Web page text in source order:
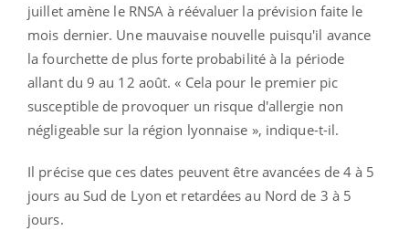
juillet amène le RNSA à réévaluer la prévision faite le
mois dernier. Une mauvaise nouvelle puisqu'il avance
la fourchette de plus forte probabilité à la période
allant du 9 au 12 août. « Cela pour le premier pic
susceptible de provoquer un risque d'allergie non
négligeable sur la région lyonnaise », indique-t-il.
Il précise que ces dates peuvent être avancées de 4 à 5
jours au Sud de Lyon et retardées au Nord de 3 à 5
jours.